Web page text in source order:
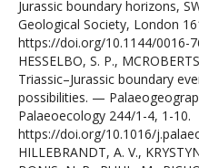
Jurassic boundary horizons,
Geological Society, London
https://doi.org/10.1144/0016-
HESSELBO, S. P.,
Triassic–Jurassic boundary
possibilities. —
Palaeoecology 244/1-4, 1-10.
https://doi.org/10.1016/
HILLEBRANDT, A. V.,